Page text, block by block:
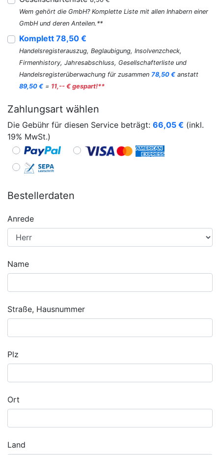
Wem gehört die GmbH? Komplette Liste mit allen Inhabern einer
GmbH und deren Anteilen.**
Komplett 78,50 €
Handelsregisterauszug, Beglaubigung, Insolvenzcheck,
Firmenhistory, Jahresabschluss, Gesellschafterliste und
Handelsregisterüberwachung für zusammen 78,50 € anstatt
89,50 € = 11,-- € gespart!**
Zahlungsart wählen
Die Gebühr für diesen Service beträgt: 66,05 € (inkl.
19% MwSt.)
Bestellerdaten
Anrede
Name
Straße, Hausnummer
Plz
Ort
Land